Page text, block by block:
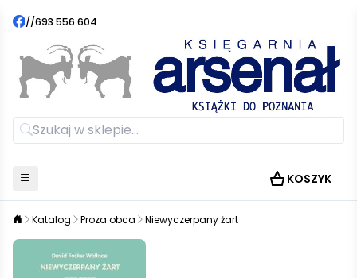
//693 556 604
KOSZYK
Katalog Proza obca Niewyczerpany żart